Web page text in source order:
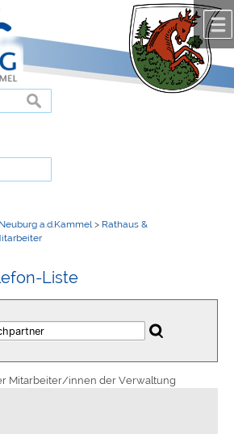
springen.
suchen
a.d.Kammel > Rathaus &
Liste
Mitarbeiter/innen der Verwaltung